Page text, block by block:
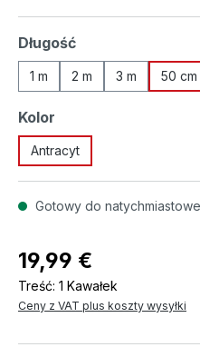
Wybierz
Długość
1 m 2 m 3 m 50 cm
Wybierz
Kolor
Antracyt
Gotowy do
19,99 €
Treść: 1 Kawałek
Ceny z VAT plus koszty wysyłki